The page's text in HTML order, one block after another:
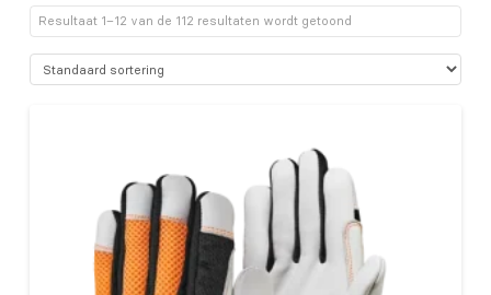
Resultaat 1–12 van de 112 resultaten wordt getoond